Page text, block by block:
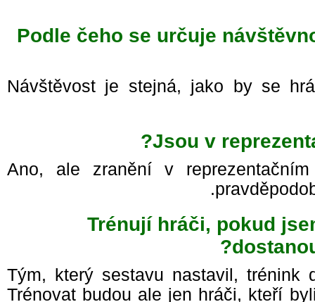
Podle čeho se určuje
Návštěvost je stejná, jako by se
Jsou v
Ano, ale zranění v
Trénují hráči, pokud
Tým, který sestavu nastavil,
Trénovat budou ale jen hráči, kteří